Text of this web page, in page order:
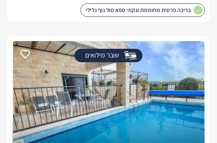
בריכה פרטית מחוממת וגקוזי ספא מול נוף גלילי
שובר מילואים